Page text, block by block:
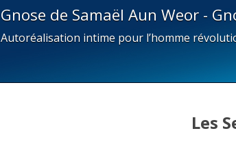
Gnose de Samaël Aun Weor -
Autoréalisation intime pour l’homme
Les